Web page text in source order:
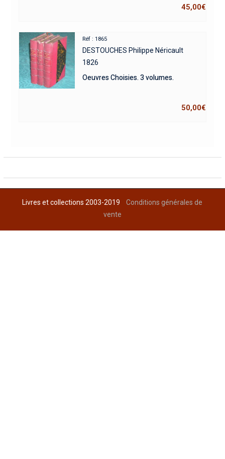
45,00€
Réf : 1865
DESTOUCHES Philippe Néricault
1826
Oeuvres Choisies. 3 volumes.
50,00€
Livres et collections 2003-2019Conditions générales de
vente